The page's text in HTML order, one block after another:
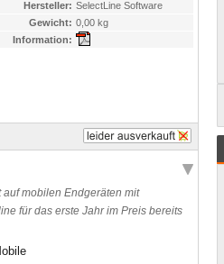
Hersteller: SelectLine Software
Gewicht: 0,00 kg
Information:
mobilen Endgeräten mit
für das erste Jahr im Preis bereits